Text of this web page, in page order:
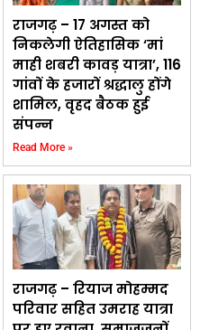
राजगढ़ – 17 अगस्त को
निकलेगी ऐतिहासिक ‘मां
माही शबरी कावड़ यात्रा’, 116
गांवों के हजारों श्रद्धालु होंगे
शामिल, वृहद बैठक हुई
संपन्न
Read More »
राजगढ़ – रियाज मोहम्मद
परिवार सहित उमराह यात्रा